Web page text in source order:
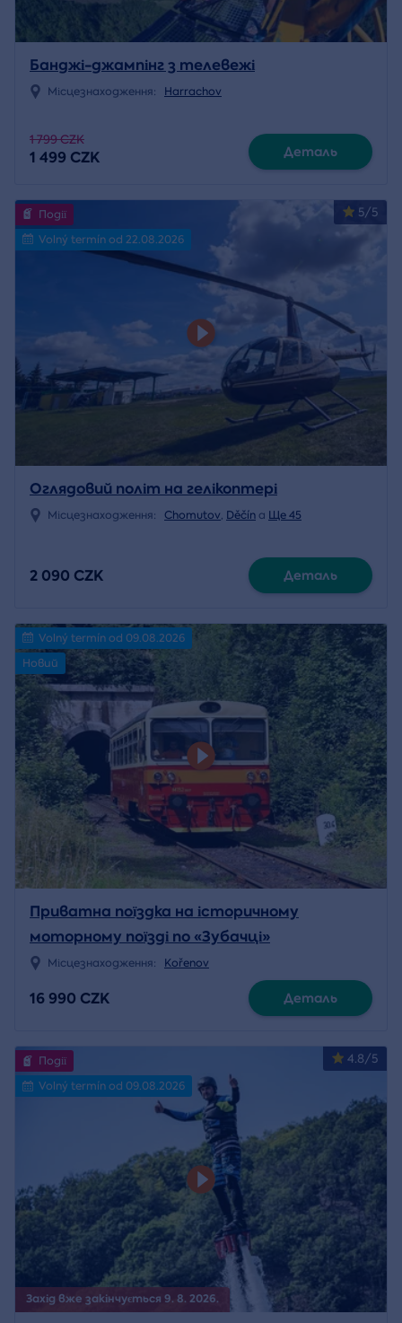
Банджі-джампінг з телевежі
Місцезнаходження: Harrachov
1 799 CZK
1 499 CZK Деталь
5/5
Події
Volný termín od 22.08.2026
Оглядовий політ на гелікоптері
Місцезнаходження: Chomutov, Děčín a Ще 45
2 090 CZK Деталь
Volný termín od 09.08.2026
Новий
Приватна поїздка на історичному
моторному поїзді по «Зубачці»
Місцезнаходження: Kořenov
16 990 CZK Деталь
Захід вже закінчується 9. 8. 2026.
4.8/5
Події
Volný termín od 09.08.2026